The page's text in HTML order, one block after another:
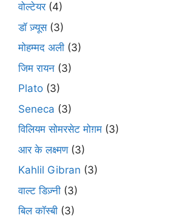
वोल्टेयर(4)
डॉ ज़्यूस(3)
मोहम्मद अली (3)
जिम रायन (3)
Plato (3)
Seneca (3)
विलियम सोमरसेट मोग़म (3)
आर के लक्ष्मण(3)
Kahlil Gibran (3)
वाल्ट डिज़्नी (3)
बिल कॉस्बी (3)